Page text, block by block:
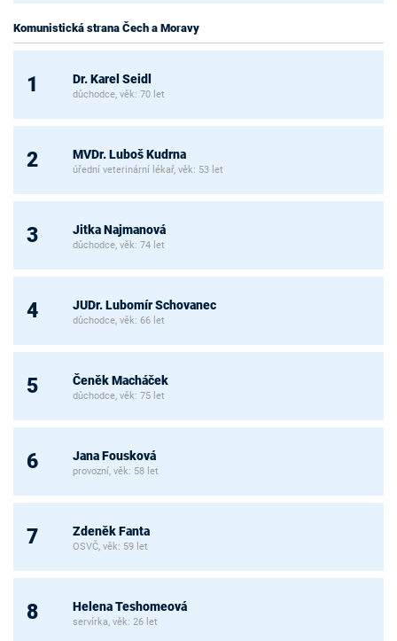
Komunistická strana Čech a Moravy
1 Dr. Karel Seidl
důchodce, věk: 70 let
2 MVDr. Luboš Kudrna
úřední veterinární lékař, věk: 53 let
3 Jitka Najmanová
důchodce, věk: 74 let
4 JUDr. Lubomír Schovanec
důchodce, věk: 66 let
5 Čeněk Macháček
důchodce, věk: 75 let
6 Jana Fousková
provozní, věk: 58 let
7 Zdeněk Fanta
OSVČ, věk: 59 let
8 Helena Teshomeová
servírka, věk: 26 let